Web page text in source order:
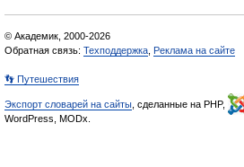
© Академик, 2000-2026
Обратная связь: Техподдержка Реклама на сайте
👣 Путешествия
Экспорт словарей на сайты , сделанные на PHP,
WordPress, MODx.